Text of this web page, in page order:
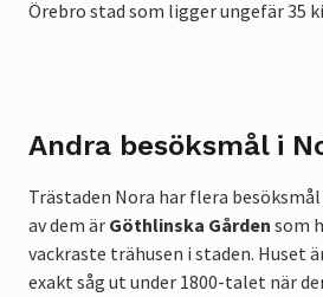
Örebro stad som ligger ungefär 35
Andra besöksmål i
Trästaden Nora har flera
av dem är Göthlinska Gården som
vackraste trähusen i staden. Huset
exakt såg ut under 1800-talet när